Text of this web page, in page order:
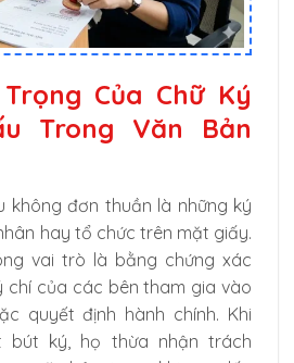
Của Chữ Ký
Trong Văn Bản
không đơn thuần là những ký
hay tổ chức trên mặt giấy.
vai trò là bằng chứng xác
chí của các bên tham gia vào
quyết định hành chính. Khi
bút ký, họ thừa nhận trách